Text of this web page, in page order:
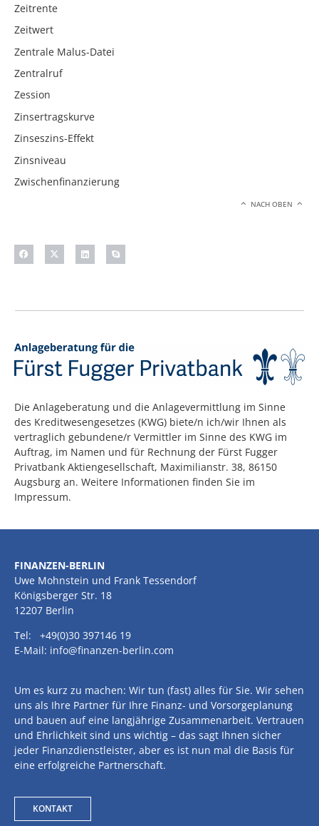
Zeitrente
Zeitwert
Zentrale Malus-Datei
Zentralruf
Zession
Zinsertragskurve
Zinseszins-Effekt
Zinsniveau
Zwischenfinanzierung
NACH OBEN
Die Anlageberatung und die Anlagevermittlung im Sinne
des Kreditwesengesetzes (KWG) biete/n ich/wir Ihnen als
vertraglich gebundene/r Vermittler im Sinne des KWG im
Auftrag, im Namen und für Rechnung der Fürst Fugger
Privatbank Aktiengesellschaft, Maximilianstr. 38, 86150
Augsburg an. Weitere Informationen finden Sie im
Impressum.
FINANZEN-BERLIN
Uwe Mohnstein und Frank Tessendorf
Königsberger Str. 18
12207 Berlin
Tel: +49(0)30 397146 19
E-Mail: info@finanzen-berlin.com
Um es kurz zu machen: Wir tun (fast) alles für Sie. Wir sehen
uns als Ihre Partner für Ihre Finanz- und Vorsorgeplanung
und bauen auf eine langjährige Zusammenarbeit. Vertrauen
und Ehrlichkeit sind uns wichtig – das sagt Ihnen sicher
jeder Finanzdienstleister, aber es ist nun mal die Basis für
eine erfolgreiche Partnerschaft.
KONTAKT